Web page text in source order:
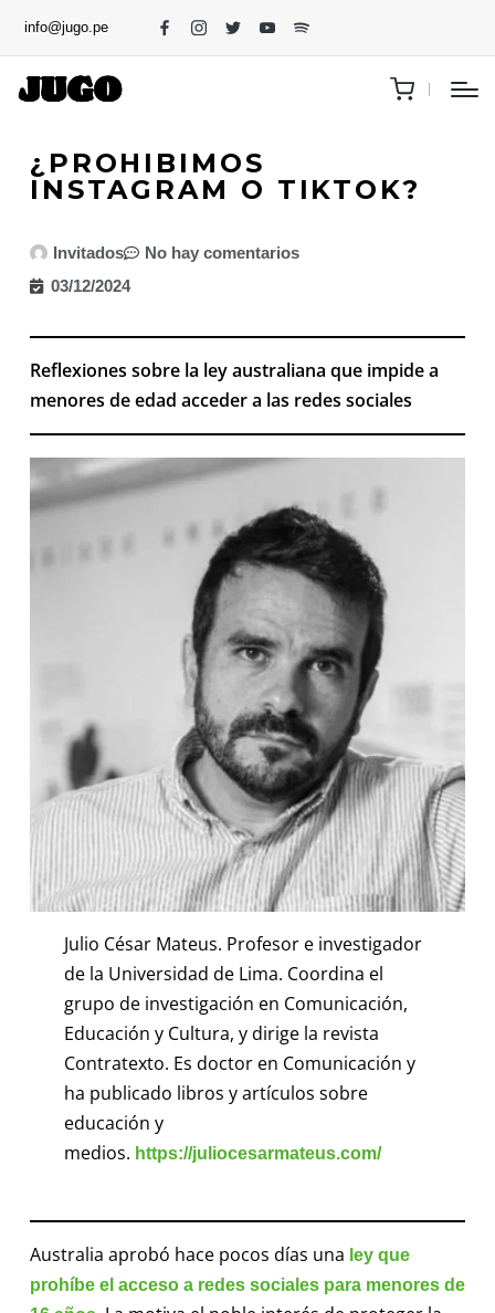
info@jugo.pe
¿PROHIBIMOS
INSTAGRAM O TIKTOK?
Invitados
No hay comentarios
03/12/2024
Reflexiones sobre la ley australiana que impide a
menores de edad acceder a las redes sociales
Julio César Mateus. Profesor e investigador
de la Universidad de Lima. Coordina el
grupo de investigación en Comunicación,
Educación y Cultura, y dirige la revista
Contratexto. Es doctor en Comunicación y
ha publicado libros y artículos sobre
educación y
medios. https://juliocesarmateus.com/
Australia aprobó hace pocos días una ley que
prohíbe el acceso a redes sociales para menores de